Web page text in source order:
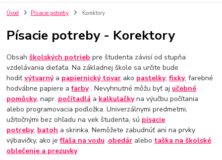
Úvod Písacie potreby Korektory
Písacie potreby - Korektory
Obsahškolských potrieb pre študenta závisí od stupňa
vzdelávania dieťaťa. Na základnej škole sa určite bude
hodiťvýtvarnýa papiernický tovar ako pastelky,fixky, farebné
hodvábne papiere afarby. Nevyhnutné môžu byť aj učebné
pomôcky, napr. počítadlá a kalkulačkyna výučbu počítania
alebo programovacia podložka. Univerzálnymi predmetmi,
užitočnými bez ohľadu na vek študenta, sú písacie
potreby, batoh a skrinka. Nemôžete zabudnúť ani na prvky
výbavičky, ako jefľaša na vodu ,obedár alebo taška na školské
oblečenie a prezuvky.